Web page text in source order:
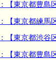
東京都豊島
東京都練馬
東京都渋谷
東京都豊島